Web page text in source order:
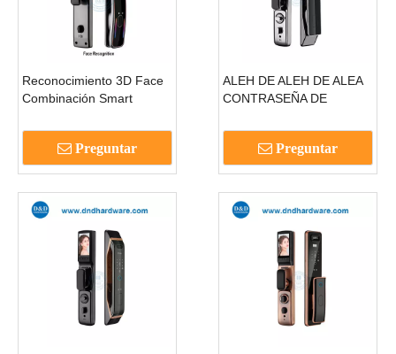
Reconocimiento 3D Face
Combinación Smart
huella digital con cámara-
ddel014 Preguntar
ALEH DE ALEH DE ALEA
CONTRASEÑA DE
ELÉCTRICA Puerta de
madera Huella digital
Smart Lock-DDEL013
Preguntar